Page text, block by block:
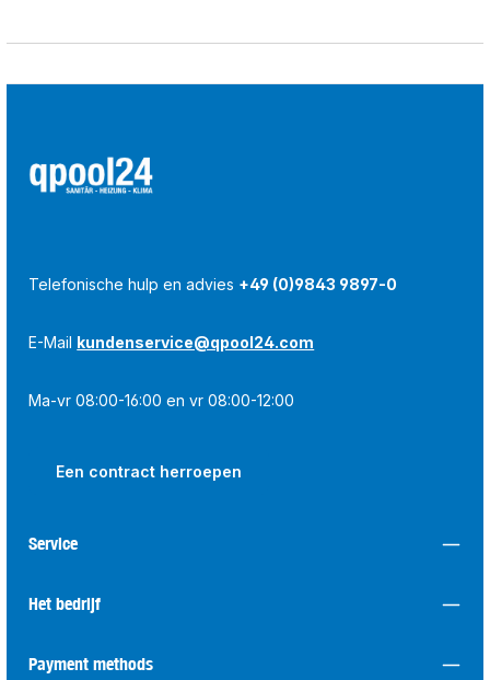
Telefonische hulp en advies +49 (0)9843 9897-0
E-Mail kundenservice@qpool24.com
Ma-vr 08:00-16:00 en vr 08:00-12:00
Een contract herroepen
Service
Het bedrijf
Payment methods